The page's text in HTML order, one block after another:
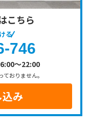
こちら
る
746
～22:00
おりません。
み